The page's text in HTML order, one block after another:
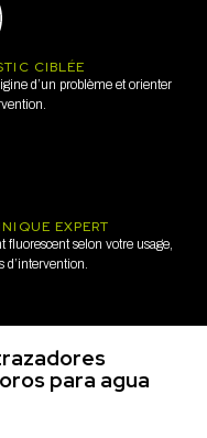
CIBLÉE
d’un problème et orienter
EXPERT
fluorescent selon votre usage,
d’intervention.
para agua